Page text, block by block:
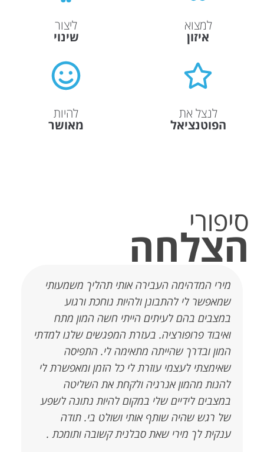
למצוא
איזון
ליצור
שינוי
לנצל את
הפוטנציאל
להיות
מאושר
סיפורי
הצלחה
מירי, כשהגעתי אליך לראשונה לא היה לי בטחון
עצמי בתחום בו אני עוסקת ויוזמת. גם כשאמרו
עלי דברים טובים, הדחקתי את רגשותיי והיה לי
קשה להאמין .פשוט לא ספרתי את עצמי. היום,
אחרי תהליך שעברתי אצלך, אני יכולה להגיד
בוודאות שאני מציגה את עצמי ואת הכישורים
שלי שרכשתי בשנים האחרונות ללא חשש. אני
ממוקדת במטרה, מרגישה תחושת הקלה
ומאמינה ביכולות שלי. מתחושת בלבול
שהרגשתי קודם, הגעתי למקום בו אני מרגישה